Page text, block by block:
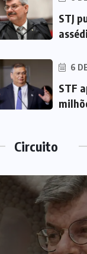
STJ
6
STF
Circuito